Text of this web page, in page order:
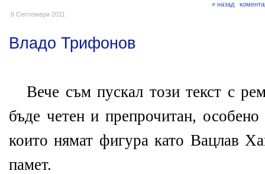
8 Септември 2011
« назад
Владо Трифонов
Вече съм пускал този текст с
бъде четен и препрочитан,
които нямат фигура като Вацлав
памет.